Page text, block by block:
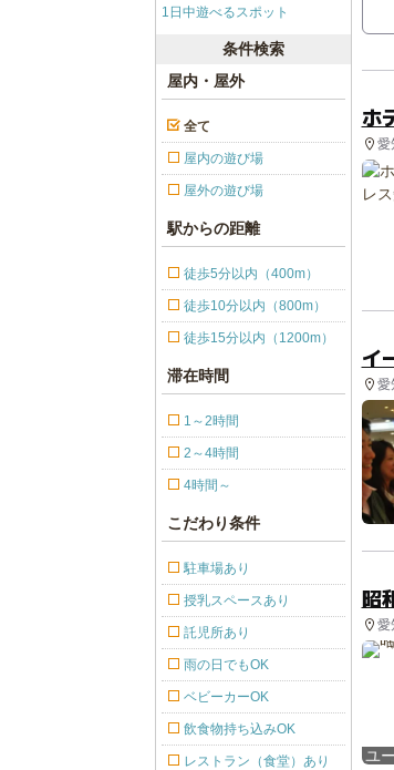
ホ
愛
イ
愛
昭
愛
ユ
1日中遊べるスポット
条件検索
屋内・屋外
全て
屋内の遊び場
屋外の遊び場
駅からの距離
徒歩5分以内（400m）
徒歩10分以内（800m）
徒歩15分以内（1200m）
滞在時間
1～2時間
2～4時間
4時間～
こだわり条件
駐車場あり
授乳スペースあり
託児所あり
雨の日でもOK
ベビーカーOK
飲食物持ち込みOK
レストラン（食堂）あり